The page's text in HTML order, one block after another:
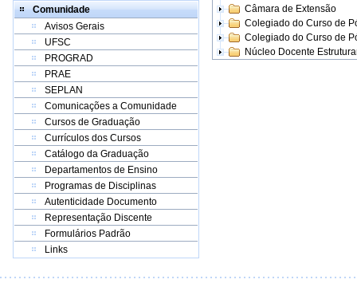
Comunidade
Avisos Gerais
UFSC
PROGRAD
PRAE
SEPLAN
Comunicações a Comunidade
Cursos de Graduação
Currículos dos Cursos
Catálogo da Graduação
Departamentos de Ensino
Programas de Disciplinas
Autenticidade Documento
Representação Discente
Formulários Padrão
Links
Câmara de Extensão
Colegiado do Curso de
Colegiado do Curso de
Núcleo Docente